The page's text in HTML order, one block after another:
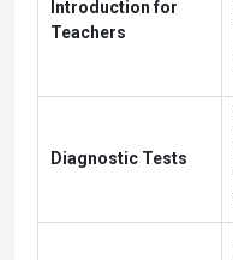
Introduction for
Teachers
Diagnostic Tests